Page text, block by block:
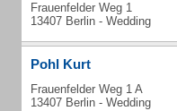
Frauenfelder Weg 1
13407 Berlin - Wedding
Pohl Kurt
Frauenfelder Weg 1 A
13407 Berlin - Wedding